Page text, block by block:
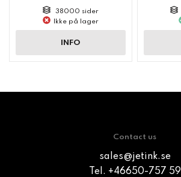
38000 sider
Ikke på lager
INFO
Contact us
sales@jetink.se
Tel. +46650-757 59